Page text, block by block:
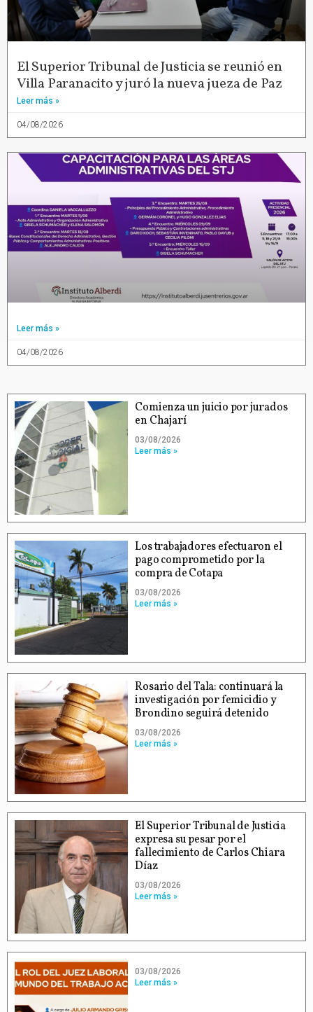
El Superior Tribunal de Justicia se reunió en
Villa Paranacito y juró la nueva jueza de Paz
Leer más »
04/08/2026
Leer más »
04/08/2026
Comienza un juicio por jurados
en Chajarí
03/08/2026
Leer más »
Los trabajadores efectuaron el
pago comprometido por la
compra de Cotapa
03/08/2026
Leer más »
Rosario del Tala: continuará la
investigación por femicidio y
Brondino seguirá detenido
03/08/2026
Leer más »
El Superior Tribunal de Justicia
expresa su pesar por el
fallecimiento de Carlos Chiara
Díaz
03/08/2026
Leer más »
03/08/2026
Leer más »